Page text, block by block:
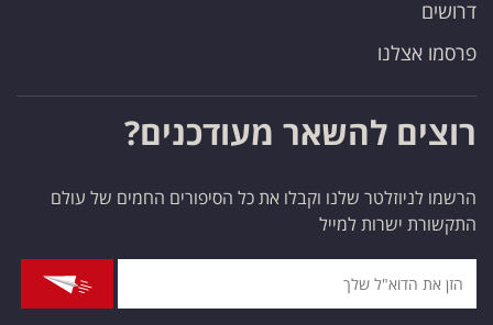
דרושים
פרסמו אצלנו
רוצים להשאר מעודכנים?
הרשמו לניוזלטר שלנו וקבלו את כל הסיפורים החמים של עולם
התקשורת ישרות למייל